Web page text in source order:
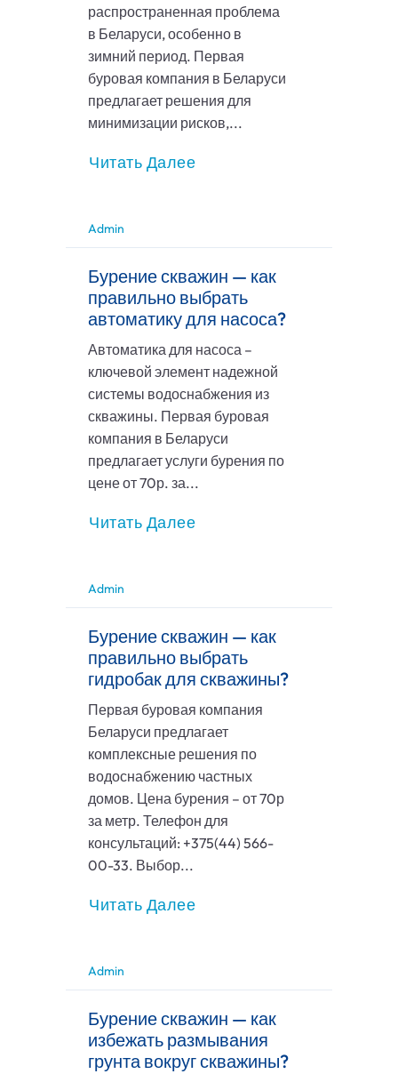
распространенная проблема
в Беларуси, особенно в
зимний период. Первая
буровая компания в Беларуси
предлагает решения для
минимизации рисков,...
Читать Далее
Admin
Бурение скважин — как
правильно выбрать
автоматику для насоса?
Автоматика для насоса –
ключевой элемент надежной
системы водоснабжения из
скважины. Первая буровая
компания в Беларуси
предлагает услуги бурения по
цене от 70р. за...
Читать Далее
Admin
Бурение скважин — как
правильно выбрать
гидробак для скважины?
Первая буровая компания
Беларуси предлагает
комплексные решения по
водоснабжению частных
домов. Цена бурения – от 70р
за метр. Телефон для
консультаций: +375(44) 566-
00-33. Выбор...
Читать Далее
Admin
Бурение скважин — как
избежать размывания
грунта вокруг скважины?